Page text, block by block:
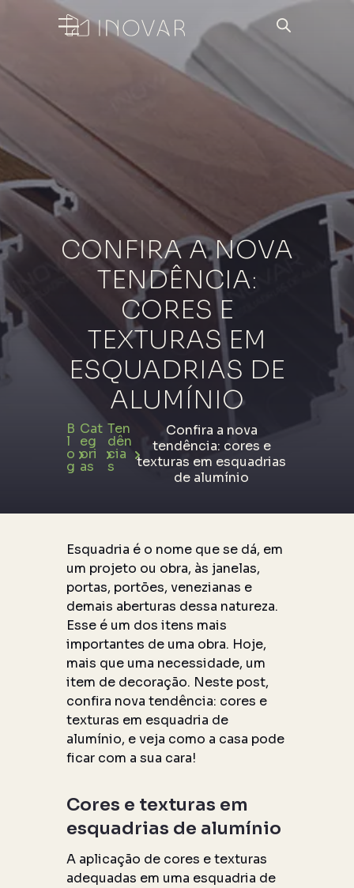
CONFIRA A NOVA
TENDÊNCIA:
CORES E
TEXTURAS EM
ESQUADRIAS DE
ALUMÍNIO
B
l
o
g
Cat
eg
ori
as
Ten
dên
cia
s
Confira a nova
tendência: cores e
texturas em esquadrias
de alumínio
Esquadria é o nome que se dá, em
um projeto ou obra, às janelas,
portas, portões, venezianas e
demais aberturas dessa natureza.
Esse é um dos itens mais
importantes de uma obra. Hoje,
mais que uma necessidade, um
item de decoração. Neste post,
confira nova tendência: cores e
texturas em esquadria de
alumínio, e veja como a casa pode
ficar com a sua cara!
Cores e texturas em
esquadrias de alumínio
A aplicação de cores e texturas
adequadas em uma esquadria de